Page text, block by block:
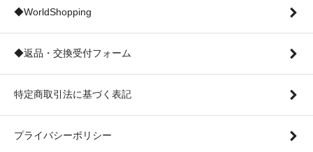
◆WorldShopping
◆返品・交換受付フォーム
特定商取引法に基づく表記
プライバシーポリシー